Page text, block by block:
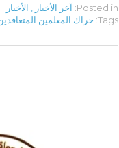
Posted in: آخر الأخبار
الأخبار
Tags: حراك المعلمين